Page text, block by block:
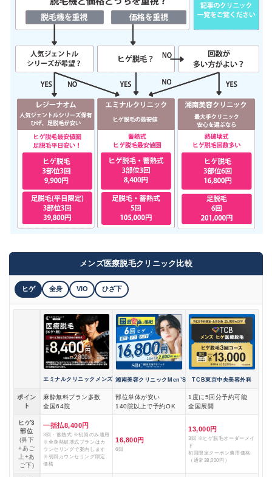
メンズ医療脱毛クリニック比較
ヒゲ 全身 VIO ひざ下
エミナルクリニックメンズ 湘南美容クリニックMen’S TCB東京中央美容外科
ポイン
ト
麻酔無料プラン多数
全国64院
部位単体が安い
140院以上で予約OK
1度に5回分予約可能
全国展開
ヒゲ3
部位
(鼻下
+あご
上+あ
ご下)
一括払8,400円
3回・蓄熱式 ※初回のみ適用
※全身熱破壊式プランはカ
ウンセリングで案内します
※初回カウンセリング限定
価格
16,800円
6回
13,000円
3回 ※ヒゲ脱毛オーダーメイ
ド
初回限定クーポン適用価格
（通常38,000円）